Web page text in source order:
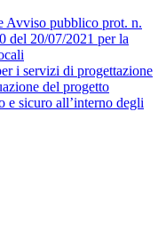
Avviso pubblico prot. n.
20/07/2021 per la
i servizi di progettazione
del progetto
e sicuro all’interno degli